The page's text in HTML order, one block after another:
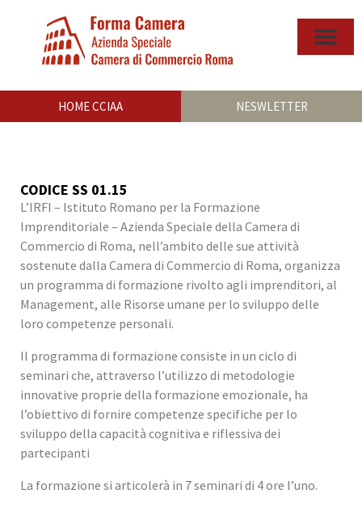
HOME CCIAA NESWLETTER
CODICE SS 01.15
L’IRFI – Istituto Romano per la Formazione
Imprenditoriale – Azienda Speciale della Camera di
Commercio di Roma, nell’ambito delle sue attività
sostenute dalla Camera di Commercio di Roma, organizza
un programma di formazione rivolto agli imprenditori, al
Management, alle Risorse umane per lo sviluppo delle
loro competenze personali.
Il programma di formazione consiste in un ciclo di
seminari che, attraverso l’utilizzo di metodologie
innovative proprie della formazione emozionale, ha
l’obiettivo di fornire competenze specifiche per lo
sviluppo della capacità cognitiva e riflessiva dei
partecipanti
La formazione si articolerà in 7 seminari di 4 ore l’uno.